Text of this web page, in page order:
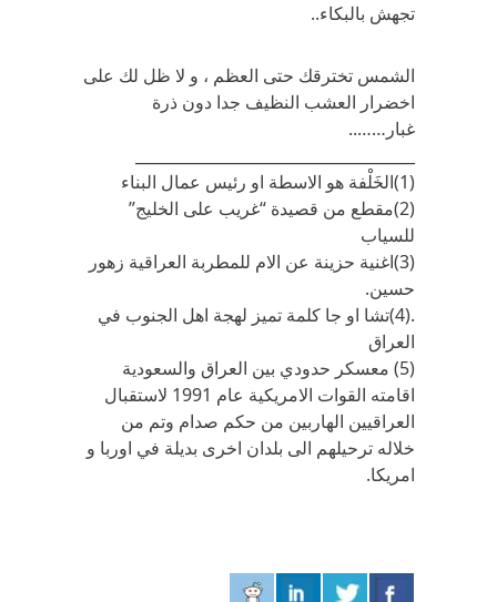
تجهش بالبكاء..
الشمس تخترقك حتى العظم ، و لا ظل لك على
اخضرار العشب النظيف جدا دون ذرة
غبار……..
(1)الخَلْفة هو الاسطة او رئيس عمال البناء
(2)مقطع من قصيدة “غريب على الخليج”
للسياب
(3)اغنية حزينة عن الام للمطربة العراقية زهور
حسين.
.(4)تشا او جا كلمة تميز لهجة اهل الجنوب في
العراق
(5) معسكر حدودي بين العراق والسعودية
اقامته القوات الامريكية عام 1991 لاستقبال
العراقيين الهاربين من حكم صدام وتم من
خلاله ترحيلهم الى بلدان اخرى بديلة في اوربا و
امريكا.